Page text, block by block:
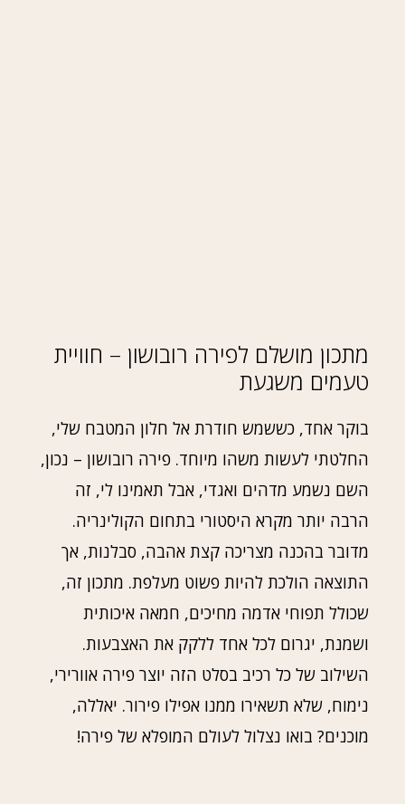
מתכון מושלם לפירה רובושון – חוויית
טעמים משגעת
בוקר אחד, כששמש חודרת אל חלון המטבח שלי,
החלטתי לעשות משהו מיוחד. פירה רובושון – נכון,
השם נשמע מדהים ואגדי, אבל תאמינו לי, זה
הרבה יותר מקרא היסטורי בתחום הקולינריה.
מדובר בהכנה מצריכה קצת אהבה, סבלנות, אך
התוצאה הולכת להיות פשוט מעלפת. מתכון זה,
שכולל תפוחי אדמה מחיכים, חמאה איכותית
ושמנת, יגרום לכל אחד ללקק את האצבעות.
השילוב של כל רכיב בסלט הזה יוצר פירה אוורירי,
נימוח, שלא תשאירו ממנו אפילו פירור. יאללה,
מוכנים? בואו נצלול לעולם המופלא של פירה!